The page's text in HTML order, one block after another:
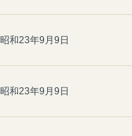
昭和23年9月9日
昭和23年9月9日